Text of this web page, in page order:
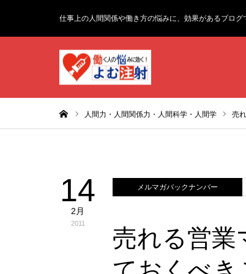
仕事上の人間関係や働き方の悩みに、効果があるブロ
人間力・人間関係力・人間科学・人間学 売
14
2月
2011
メルマガバックナンバー
売れる営業